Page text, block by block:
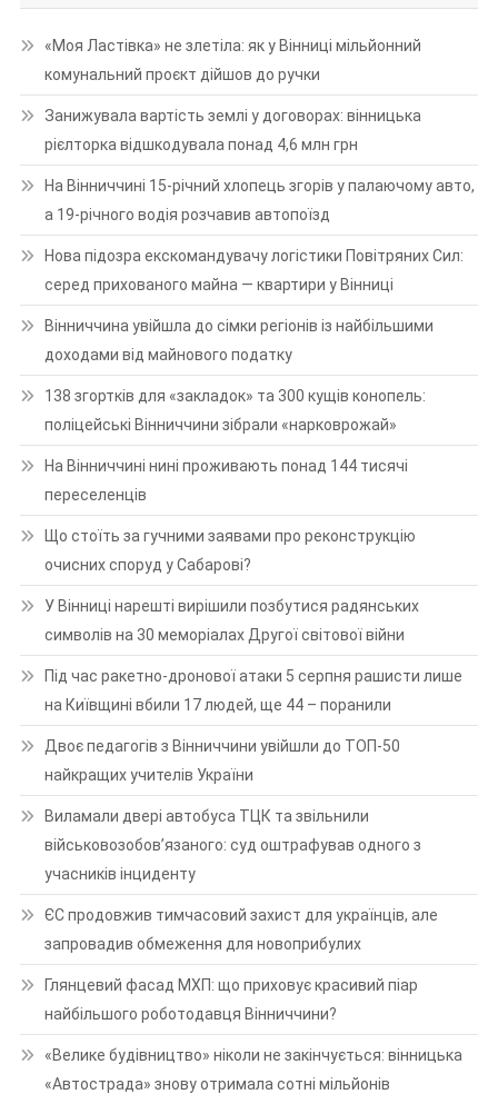
«Моя Ластівка» не злетіла: як у Вінниці мільйонний
комунальний проєкт дійшов до ручки
Занижувала вартість землі у договорах: вінницька
рієлторка відшкодувала понад 4,6 млн грн
На Вінниччині 15-річний хлопець згорів у палаючому авто,
а 19-річного водія розчавив автопоїзд
Нова підозра екскомандувачу логістики Повітряних Сил:
серед прихованого майна — квартири у Вінниці
Вінниччина увійшла до сімки регіонів із найбільшими
доходами від майнового податку
138 згортків для «закладок» та 300 кущів конопель:
поліцейські Вінниччини зібрали «нарковрожай»
На Вінниччині нині проживають понад 144 тисячі
переселенців
Що стоїть за гучними заявами про реконструкцію
очисних споруд у Сабарові?
У Вінниці нарешті вирішили позбутися радянських
символів на 30 меморіалах Другої світової війни
Під час ракетно-дронової атаки 5 серпня рашисти лише
на Київщині вбили 17 людей, ще 44 – поранили
Двоє педагогів з Вінниччини увійшли до ТОП-50
найкращих учителів України
Виламали двері автобуса ТЦК та звільнили
військовозобов’язаного: суд оштрафував одного з
учасників інциденту
ЄС продовжив тимчасовий захист для українців, але
запровадив обмеження для новоприбулих
Глянцевий фасад МХП: що приховує красивий піар
найбільшого роботодавця Вінниччини?
«Велике будівництво» ніколи не закінчується: вінницька
«Автострада» знову отримала сотні мільйонів